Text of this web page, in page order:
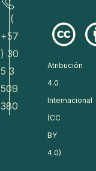
(
+57
) 30
5 3
509
380
Atribución
4.0
Internacional
(CC
BY
4.0)